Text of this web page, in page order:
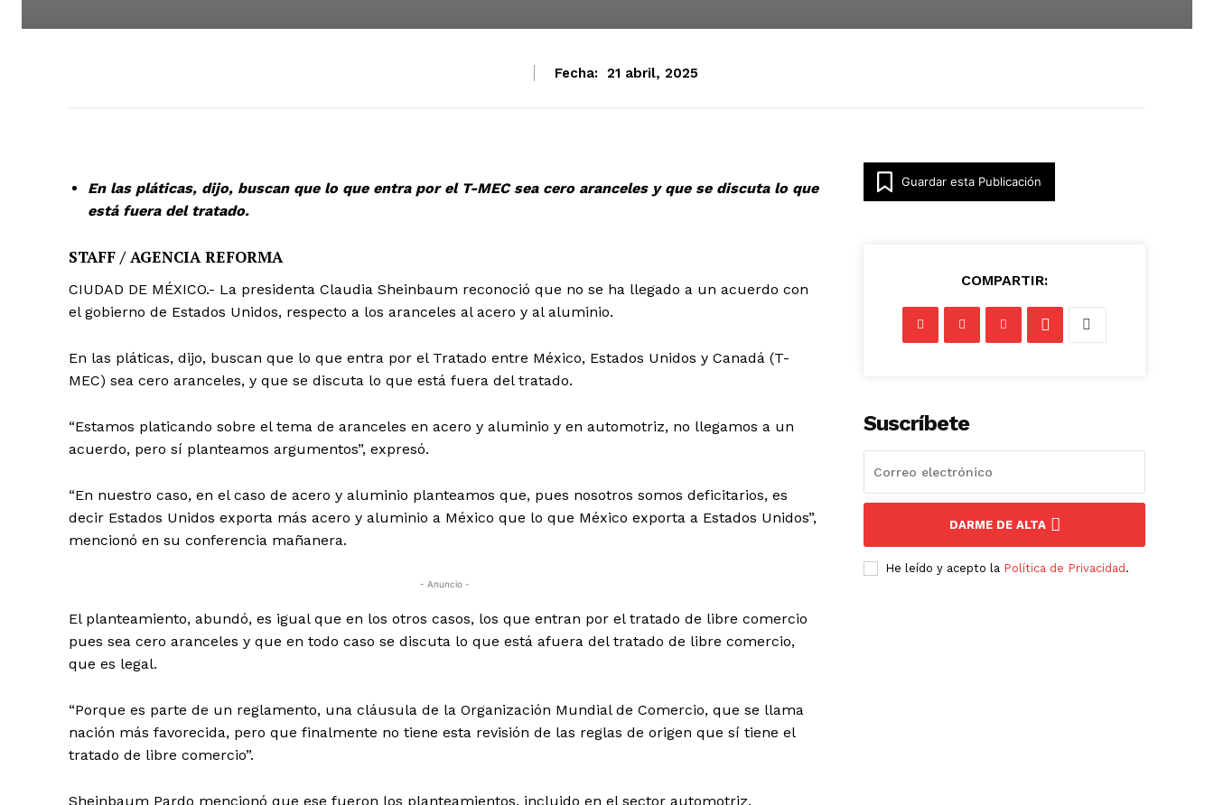
Fecha: 21 abril, 2025
En las pláticas, dijo, buscan que lo que entra por el T-MEC sea cero aranceles y que se discuta lo que
está fuera del tratado.
STAFF / AGENCIA REFORMA
CIUDAD DE MÉXICO.- La presidenta Claudia Sheinbaum reconoció que no se ha llegado a un acuerdo con
el gobierno de Estados Unidos, respecto a los aranceles al acero y al aluminio.
En las pláticas, dijo, buscan que lo que entra por el Tratado entre México, Estados Unidos y Canadá (T-
MEC) sea cero aranceles, y que se discuta lo que está fuera del tratado.
“Estamos platicando sobre el tema de aranceles en acero y aluminio y en automotriz, no llegamos a un
acuerdo, pero sí planteamos argumentos”, expresó.
“En nuestro caso, en el caso de acero y aluminio planteamos que, pues nosotros somos deficitarios, es
decir Estados Unidos exporta más acero y aluminio a México que lo que México exporta a Estados Unidos”,
mencionó en su conferencia mañanera.
- Anuncio -
El planteamiento, abundó, es igual que en los otros casos, los que entran por el tratado de libre comercio
pues sea cero aranceles y que en todo caso se discuta lo que está afuera del tratado de libre comercio,
que es legal.
“Porque es parte de un reglamento, una cláusula de la Organización Mundial de Comercio, que se llama
nación más favorecida, pero que finalmente no tiene esta revisión de las reglas de origen que sí tiene el
tratado de libre comercio”.
Sheinbaum Pardo mencionó que ese fueron los planteamientos, incluido en el sector automotriz.
Guardar esta Publicación
COMPARTIR:
Suscríbete
DARME DE ALTA
He leído y acepto la Política de Privacidad.